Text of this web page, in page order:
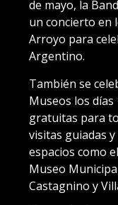
de mayo, la
un concierto en
Arroyo para
Argentino.
También se
Museos los días
gratuitas para
visitas guiadas
espacios como
Museo
Castagnino y